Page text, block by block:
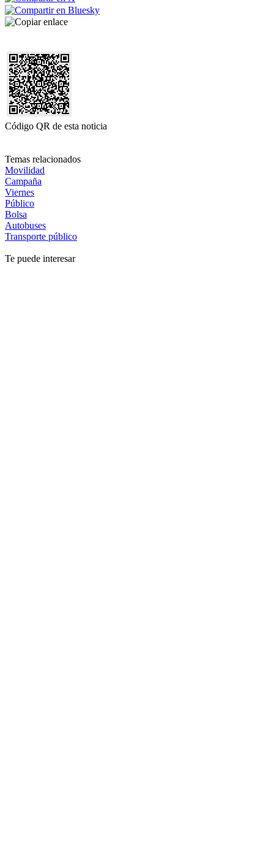
Código QR de esta noticia
Temas relacionados
Movilidad
Campaña
Viernes
Público
Bolsa
Autobuses
Transporte público
Te puede interesar